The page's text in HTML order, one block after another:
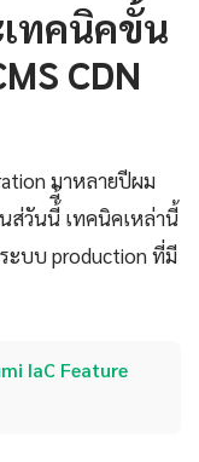
ทคนิคขั้น
CDN
มาหลายปีผม
ส่วันนี้ี้ เทคนิคเหล่านี้
ะบบ production ที่มี
IaC Feature